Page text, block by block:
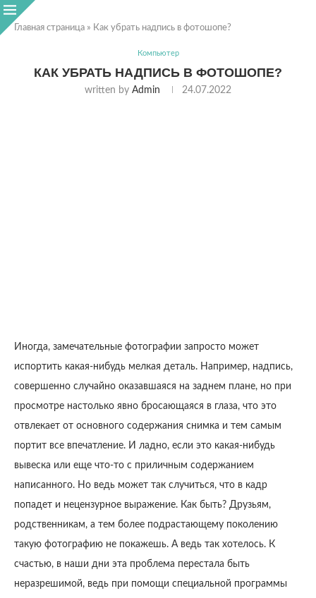
Главная страница » Как убрать надпись в фотошопе?
Компьютер
КАК УБРАТЬ НАДПИСЬ В ФОТОШОПЕ?
written by Admin 24.07.2022
Иногда, замечательные фотографии запросто может
испортить какая-нибудь мелкая деталь. Например, надпись,
совершенно случайно оказавшаяся на заднем плане, но при
просмотре настолько явно бросающаяся в глаза, что это
отвлекает от основного содержания снимка и тем самым
портит все впечатление. И ладно, если это какая-нибудь
вывеска или еще что-то с приличным содержанием
написанного. Но ведь может так случиться, что в кадр
попадет и нецензурное выражение. Как быть? Друзьям,
родственникам, а тем более подрастающему поколению
такую фотографию не покажешь. А ведь так хотелось. К
счастью, в наши дни эта проблема перестала быть
неразрешимой, ведь при помощи специальной программы